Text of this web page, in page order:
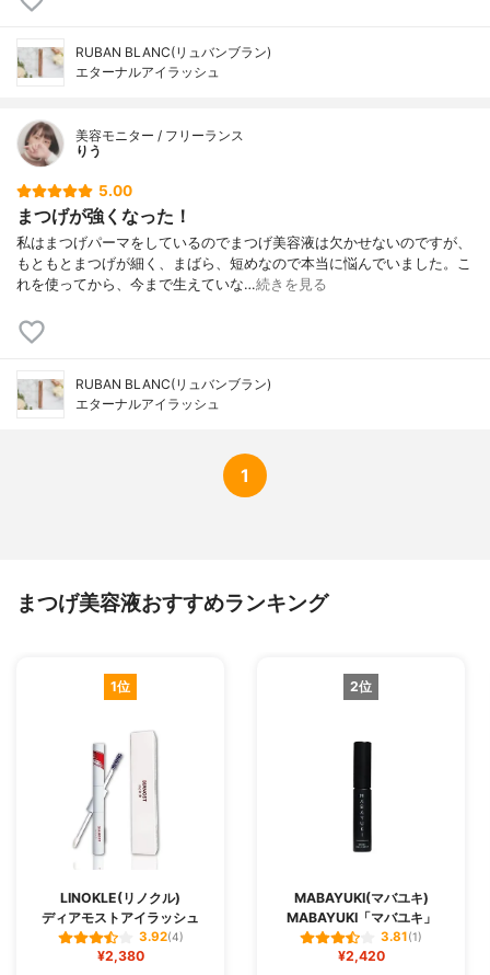
RUBAN BLANC(リュバンブラン)
エターナルアイラッシュ
美容モニター / フリーランス
りう
5.00
まつげが強くなった！
私はまつげパーマをしているのでまつげ美容液は欠かせないのですが、
もともとまつげが細く、まばら、短めなので本当に悩んでいました。こ
れを使ってから、今まで生えていな…続きを見る
RUBAN BLANC(リュバンブラン)
エターナルアイラッシュ
1
まつげ美容液おすすめランキング
1位
LINOKLE(リノクル)
ディアモストアイラッシュ
3.92(4)
¥2,380
2位
MABAYUKI(マバユキ)
MABAYUKI「マバユキ」
3.81(1)
¥2,420